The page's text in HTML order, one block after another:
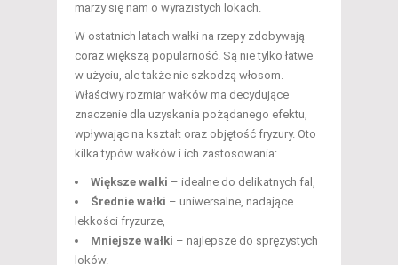
marzy się nam o wyrazistych lokach.
W ostatnich latach wałki na rzepy zdobywają
coraz większą popularność. Są nie tylko łatwe
w użyciu, ale także nie szkodzą włosom.
Właściwy rozmiar wałków ma decydujące
znaczenie dla uzyskania pożądanego efektu,
wpływając na kształt oraz objętość fryzury. Oto
kilka typów wałków i ich zastosowania:
Większe wałki – idealne do delikatnych fal,
Średnie wałki – uniwersalne, nadające
lekkości fryzurze,
Mniejsze wałki – najlepsze do sprężystych
loków.